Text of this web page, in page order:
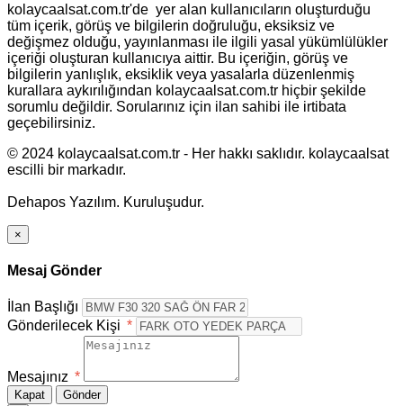
kolaycaalsat.com.tr'de yer alan kullanıcıların oluşturduğu
tüm içerik, görüş ve bilgilerin doğruluğu, eksiksiz ve
değişmez olduğu, yayınlanması ile ilgili yasal yükümlülükler
içeriği oluşturan kullanıcıya aittir. Bu içeriğin, görüş ve
bilgilerin yanlışlık, eksiklik veya yasalarla düzenlenmiş
kurallara aykırılığından kolaycaalsat.com.tr hiçbir şekilde
sorumlu değildir. Sorularınız için ilan sahibi ile irtibata
geçebilirsiniz.
© 2024 kolaycaalsat.com.tr - Her hakkı saklıdır. kolaycaalsat
escilli bir markadır.
Dehapos Yazılım. Kuruluşudur.
×
Mesaj Gönder
İlan Başlığı
Gönderilecek Kişi *
Mesajınız *
Kapat
Gönder